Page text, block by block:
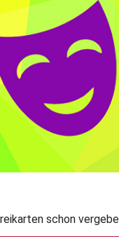
schon